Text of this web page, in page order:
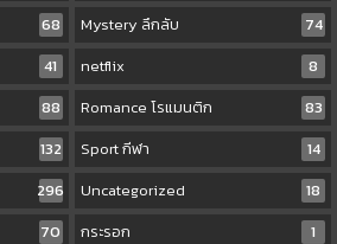
68 Mystery ลึกลับ
74
41 netflix
8
88 Romance โรแมนติก
83
132 Sport กีฬา
14
296 Uncategorized
18
70 กระรอก
1